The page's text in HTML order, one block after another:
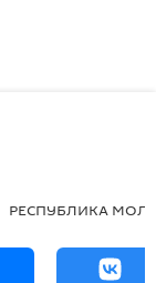
РЕСПУБЛИКА